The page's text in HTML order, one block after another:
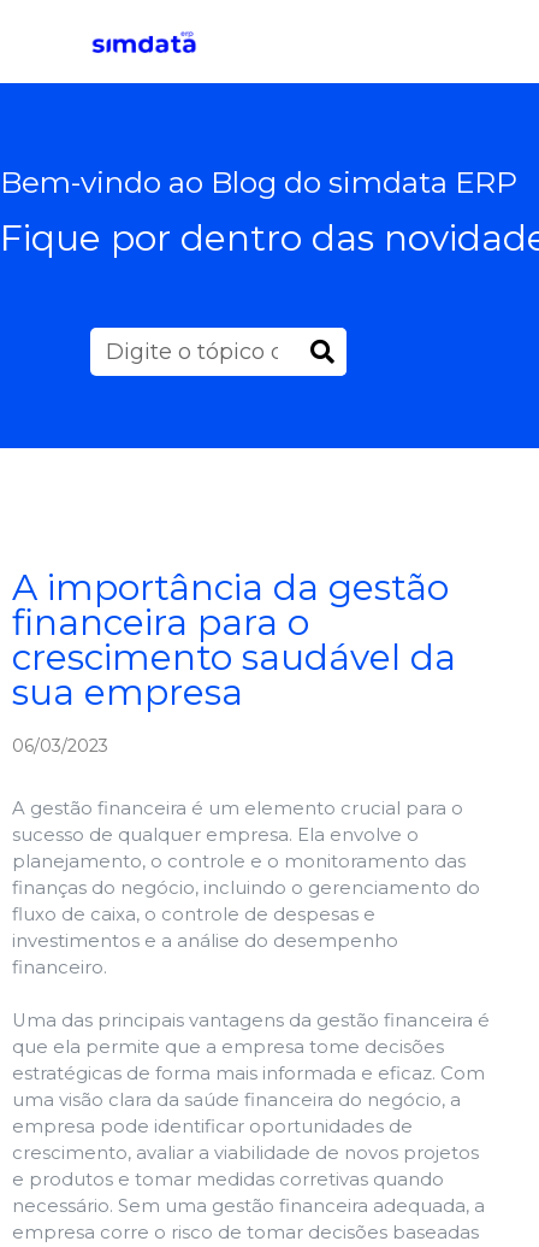
Bem-vindo ao Blog do simdata ERP
Fique por dentro das
A importância da gestão
financeira para o
crescimento saudável da
sua empresa
06/03/2023
A gestão financeira é um elemento crucial para o
sucesso de qualquer empresa. Ela envolve o
planejamento, o controle e o monitoramento das
finanças do negócio, incluindo o gerenciamento do
fluxo de caixa, o controle de despesas e
investimentos e a análise do desempenho
financeiro.
Uma das principais vantagens da gestão financeira é
que ela permite que a empresa tome decisões
estratégicas de forma mais informada e eficaz. Com
uma visão clara da saúde financeira do negócio, a
empresa pode identificar oportunidades de
crescimento, avaliar a viabilidade de novos projetos
e produtos e tomar medidas corretivas quando
necessário. Sem uma gestão financeira adequada, a
empresa corre o risco de tomar decisões baseadas